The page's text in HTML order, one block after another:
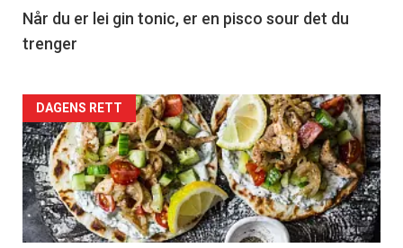
Når du er lei gin tonic, er en pisco sour det du
trenger
Forsiden
akkurat
nå
-
DAGENS RETT